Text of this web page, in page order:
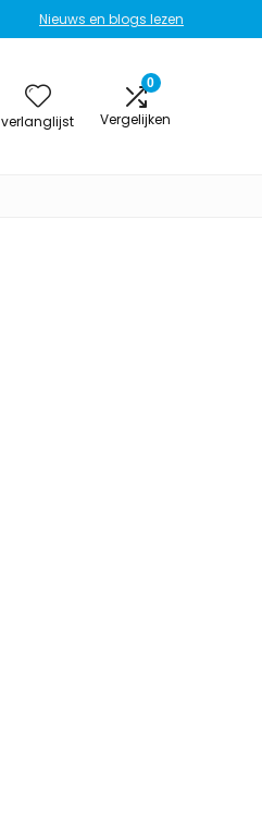
Nieuws en blogs lezen
verlanglijst
0
Vergelijken